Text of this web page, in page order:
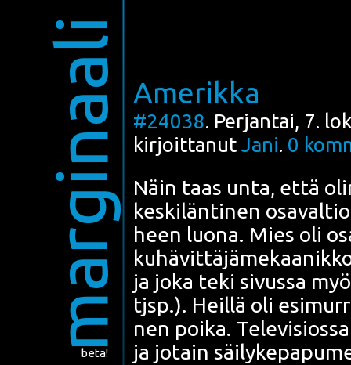
marginaali
beta!
Amerikka
#24038. Perjantai, 7.
kirjoittanut Jani. 0
Näin taas unta, että
kes­ki­län­ti­nen
heen luo­na. Mies oli
ja joka teki sivus­sa
tjsp.). Heil­lä oli
nen poi­ka.
ja jotain